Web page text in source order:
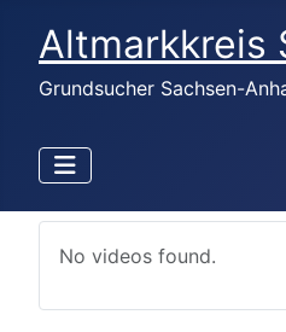
Altmarkkreis
Grundsucher Sachsen-
No videos found.